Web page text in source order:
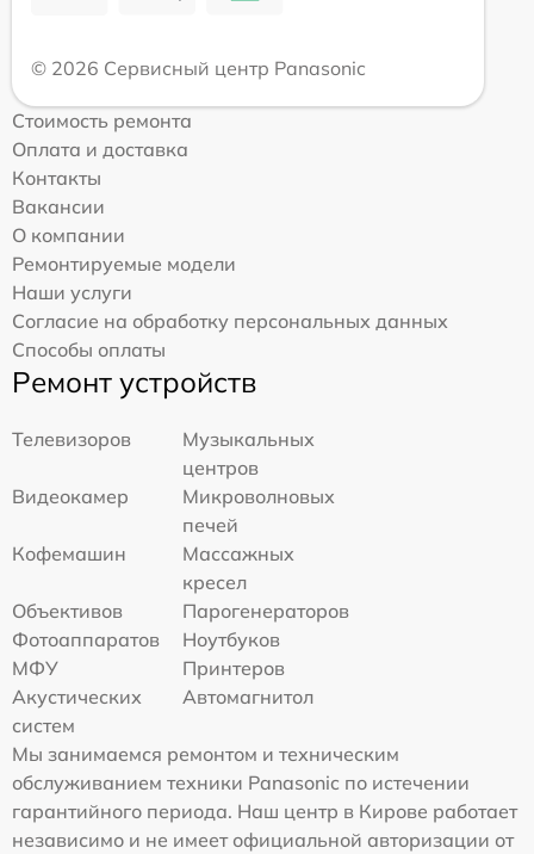
© 2026 Сервисный центр Panasonic
Стоимость ремонта
Оплата и доставка
Контакты
Вакансии
О компании
Ремонтируемые модели
Наши услуги
Согласие на обработку персональных данных
Способы оплаты
Ремонт устройств
Телевизоров
Музыкальных
центров
Видеокамер
Микроволновых
печей
Кофемашин
Массажных
кресел
Объективов
Парогенераторов
Фотоаппаратов
Ноутбуков
МФУ
Принтеров
Акустических
систем
Автомагнитол
Мы занимаемся ремонтом и техническим
обслуживанием техники Panasonic по истечении
гарантийного периода. Наш центр в Кирове работает
независимо и не имеет официальной авторизации от